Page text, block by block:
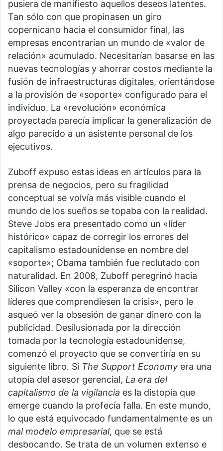
pusiera de manifiesto aquellos deseos latentes.
Tan sólo con que propinasen un giro
copernicano hacia el consumidor final, las
empresas encontrarían un mundo de «valor de
relación» acumulado. Necesitarían basarse en las
nuevas tecnologías y ahorrar costos mediante la
fusión de infraestructuras digitales, orientándose
a la provisión de «soporte» configurado para el
individuo. La «revolución» económica
proyectada parecía implicar la generalización de
algo parecido a un asistente personal de los
ejecutivos.
Zuboff expuso estas ideas en artículos para la
prensa de negocios, pero su fragilidad
conceptual se volvía más visible cuando el
mundo de los sueños se topaba con la realidad.
Steve Jobs era presentado como un «líder
histórico» capaz de corregir los errores del
capitalismo estadounidense en nombre del
«soporte»; Obama también fue reclutado con
naturalidad. En 2008, Zuboff peregrinó hacia
Silicon Valley «con la esperanza de encontrar
líderes que comprendiesen la crisis», pero le
asqueó ver la obsesión de ganar dinero con la
publicidad. Desilusionada por la dirección
tomada por la tecnología estadounidense,
comenzó el proyecto que se convertiría en su
siguiente libro. Si The Support Economy era una
utopía del asesor gerencial, La era del
capitalismo de la vigilancia es la distopía que
emerge cuando la profecía falla. En este mundo,
lo que está equivocado fundamentalmente es un
mal modelo empresarial, que se está
desbocando. Se trata de un volumen extenso e